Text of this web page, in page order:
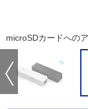
microSDカードへの